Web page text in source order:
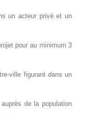
un acteur privé et un
pour au minimum 3
ville figurant dans un
de la population